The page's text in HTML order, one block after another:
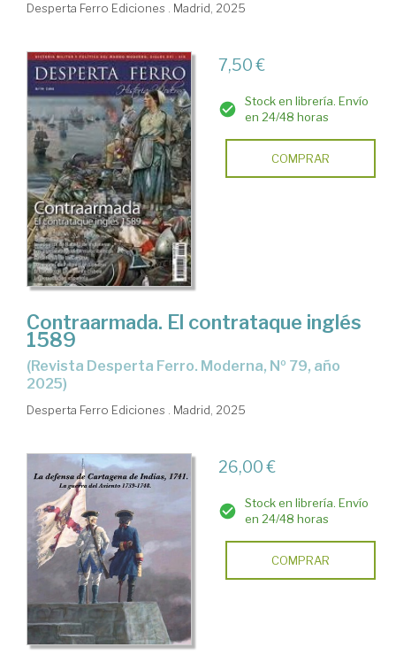
Desperta Ferro Ediciones . Madrid, 2025
7,50 €
Stock en librería. Envío
en 24/48 horas
COMPRAR
Contraarmada. El contrataque inglés
1589
(Revista Desperta Ferro. Moderna, Nº 79, año
2025)
Desperta Ferro Ediciones . Madrid, 2025
26,00 €
Stock en librería. Envío
en 24/48 horas
COMPRAR